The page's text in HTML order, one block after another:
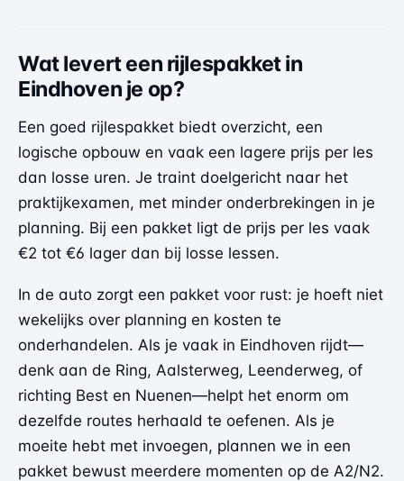
Wat levert een rijlespakket in
Eindhoven je op?
Een goed rijlespakket biedt overzicht, een
logische opbouw en vaak een lagere prijs per les
dan losse uren. Je traint doelgericht naar het
praktijkexamen, met minder onderbrekingen in je
planning. Bij een pakket ligt de prijs per les vaak
€2 tot €6 lager dan bij losse lessen.
In de auto zorgt een pakket voor rust: je hoeft niet
wekelijks over planning en kosten te
onderhandelen. Als je vaak in Eindhoven rijdt—
denk aan de Ring, Aalsterweg, Leenderweg, of
richting Best en Nuenen—helpt het enorm om
dezelfde routes herhaald te oefenen. Als je
moeite hebt met invoegen, plannen we in een
pakket bewust meerdere momenten op de A2/N2.